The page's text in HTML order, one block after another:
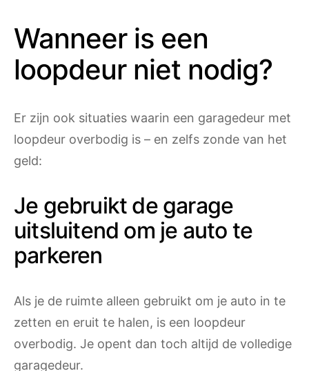
Wanneer is een
loopdeur niet nodig?
Er zijn ook situaties waarin een garagedeur met
loopdeur overbodig is – en zelfs zonde van het
geld:
Je gebruikt de garage
uitsluitend om je auto te
parkeren
Als je de ruimte alleen gebruikt om je auto in te
zetten en eruit te halen, is een loopdeur
overbodig. Je opent dan toch altijd de volledige
garagedeur.